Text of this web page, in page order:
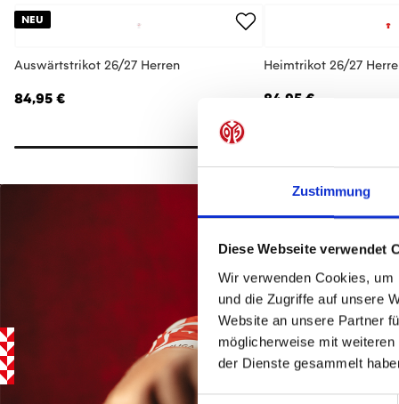
Zustimmung
Diese Webseite verwendet
Wir verwenden Cookies,
und die Zugriffe auf unsere
Website an unsere Partner
möglicherweise mit
der Dienste gesammelt
NEU
Auswärtstrikot 26/27 Herren
84,95 €
Heimtrikot 26/27
84,95 €